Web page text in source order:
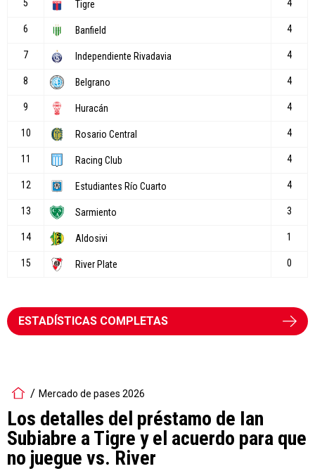
ESTADÍSTICAS COMPLETAS
Mercado de pases 2026
Los detalles del préstamo de Ian
Subiabre a Tigre y el acuerdo para que
no juegue vs. River